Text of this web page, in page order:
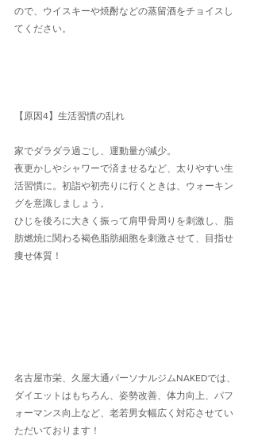
ので、ウイスキーや焼酎などの蒸留酒をチョイスし
てください。
【原因4】生活習慣の乱れ
家でダラダラ過ごし、運動量が減少。
夜更かしやシャワーで済ませるなど、太りやすい生
活習慣に。初詣や初売りに行くときは、ウォーキン
グを意識しましょう。
ひじを後ろに大きく振って肩甲骨周りを刺激し、脂
肪燃焼に関わる褐色脂肪細胞を刺激させて、目指せ
痩せ体質！
名古屋市栄、久屋大通パーソナルジムNAKEDでは、
ダイエットはもちろん、姿勢改善、体力向上、パフ
ォーマンス向上など、老若男女幅広く対応させてい
ただいております！